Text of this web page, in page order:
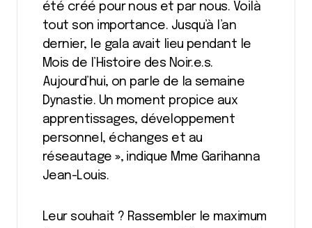
été créé pour nous et par nous. Voilà
tout son importance. Jusqu’à l’an
dernier, le gala avait lieu pendant le
Mois de l’Histoire des Noir.e.s.
Aujourd’hui, on parle de la semaine
Dynastie. Un moment propice aux
apprentissages, développement
personnel, échanges et au
réseautage», indique Mme Garihanna
Jean-Louis.
Leur souhait ? Rassembler le maximum